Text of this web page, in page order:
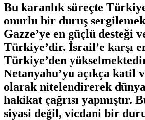
Bu karanlık süreçte
onurlu bir duruş
Gazze’ye en güçlü desteği
Türkiye’dir. İsrail’e karşı
Türkiye’den
Netanyahu’yu açıkça katil
olarak nitelendirerek
hakikat çağrısı yapmıştır.
siyasi değil, vicdani bir